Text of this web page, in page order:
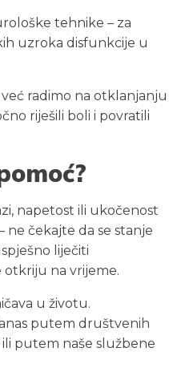
tehnike – za
uzroka disfunkcije u
radimo na otklanjanju
riješili boli i povratili
napetost ili ukočenost
čekajte da se stanje
liječiti
otkriju na vrijeme.
u životu.
putem društvenih
putem naše službene